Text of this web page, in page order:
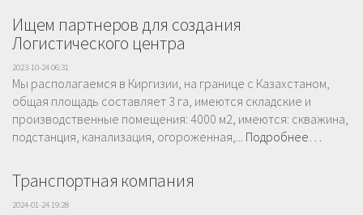
Ищем партнеров для создания
Логистического центра
2023-10-24 06:31
Мы располагаемся в Киргизии, на границе с Казахстаном,
общая площадь составляет 3 га, имеются складские и
производственные помещения: 4000 м2, имеются: скважина,
подстанция, канализация, огороженная,... Подробнее…
Транспортная компания
2024-01-24 19:28